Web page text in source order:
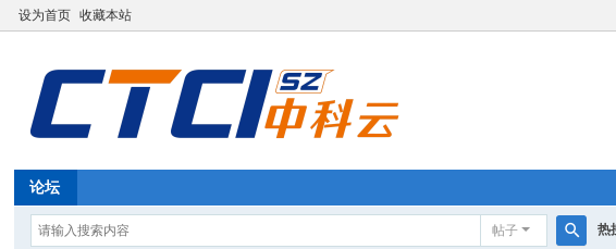
设为首页 收藏本站
论坛
帖子 热